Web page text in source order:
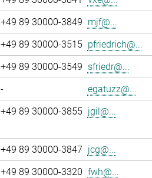
+49 89 30000-3849 mjf@...
+49 89 30000-3515 pfriedrich@...
+49 89 30000-3549 sfriedr@...
- egatuzz@...
+49 89 30000-3855 jgil@...
+49 89 30000-3847 jcg@...
+49 89 30000-3320 fwh@...